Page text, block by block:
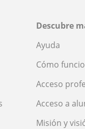
Descubre
Ayuda
Cómo
Acceso
Acceso a
Misión y